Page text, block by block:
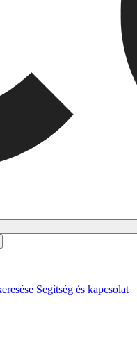
Segítség és kapcsolat